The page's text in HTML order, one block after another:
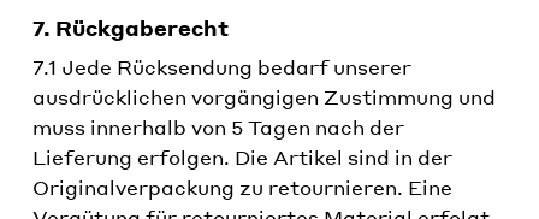
7. Rückgaberecht
7.1 Jede Rücksendung bedarf unserer
ausdrücklichen vorgängigen Zustimmung und
muss innerhalb von 5 Tagen nach der
Lieferung erfolgen. Die Artikel sind in der
Originalverpackung zu retournieren. Eine